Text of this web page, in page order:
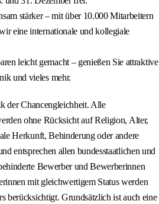
stärker – mit über 10.000 Mitarbeitern
eine internationale und kollegiale
leicht gemacht – genießen Sie attraktive
und vieles mehr.
der Chancengleichheit. Alle
ohne Rücksicht auf Religion, Alter,
Herkunft, Behinderung oder andere
entsprechen allen bundesstaatlichen und
Bewerber und Bewerberinnen
mit gleichwertigem Status werden
berücksichtigt. Grundsätzlich ist auch eine